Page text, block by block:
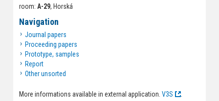
room: A-29, Horská
Navigation
Journal papers
Proceeding papers
Prototype, samples
Report
Other unsorted
More informations available in external application. V3S .